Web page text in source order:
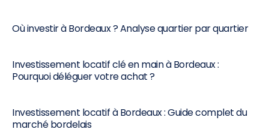
Où investir à Bordeaux ? Analyse quartier par quartier
Investissement locatif clé en main à Bordeaux :
Pourquoi déléguer votre achat ?
Investissement locatif à Bordeaux : Guide complet du
marché bordelais